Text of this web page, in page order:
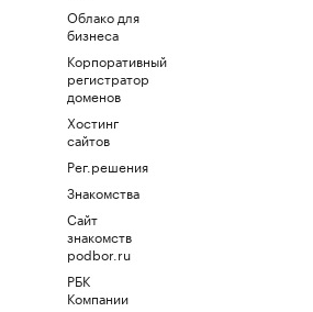
Облако для
бизнеса
Корпоративный
регистратор
доменов
Хостинг
сайтов
Рег.решения
Знакомства
Сайт
знакомств
podbor.ru
РБК
Компании